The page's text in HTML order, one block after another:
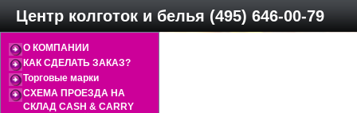
Центр колготок и белья (495) 646-00-79
О КОМПАНИИ
КАК СДЕЛАТЬ ЗАКАЗ?
Торговые марки
СХЕМА ПРОЕЗДА НА
СКЛАД CASH & CARRY